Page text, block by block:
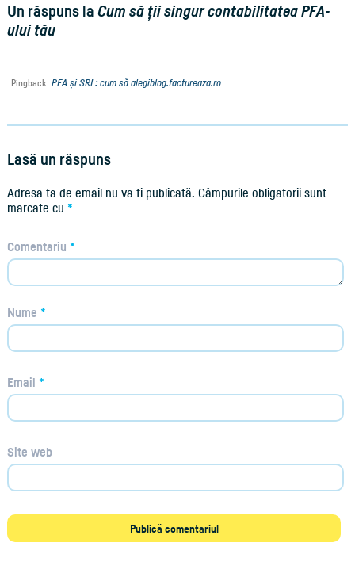
Un răspuns la Cum să ții singur contabilitatea PFA-
ului tău
Pingback: PFA și SRL: cum să alegiblog.factureaza.ro
Lasă un răspuns
Adresa ta de email nu va fi publicată. Câmpurile obligatorii sunt
marcate cu *
Comentariu *
Nume *
Email *
Site web